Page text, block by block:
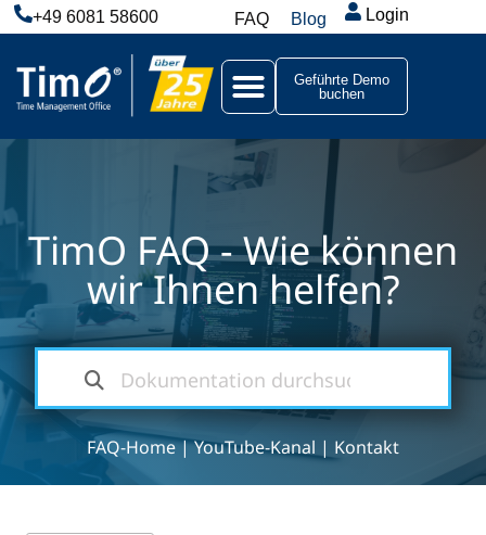
+49 6081 58600 FAQ Blog Login
Geführte Demo
buchen
TimO FAQ - Wie können
wir Ihnen helfen?
FAQ-Home|YouTube-Kanal | Kontakt